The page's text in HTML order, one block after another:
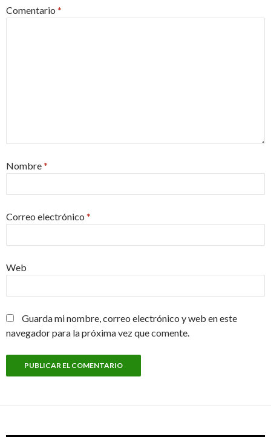
Comentario *
Nombre*
Correo electrónico *
Web
Guarda mi nombre, correo electrónico y web en este
navegador para la próxima vez que comente.